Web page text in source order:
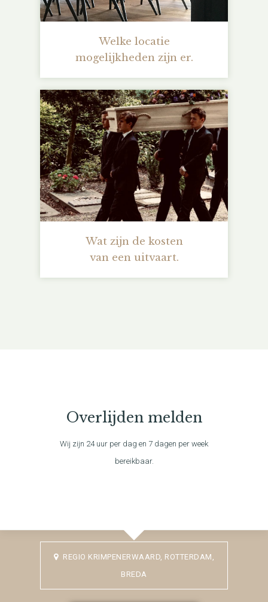
Welke locatie
mogelijkheden zijn er.
Wat zijn de kosten
van een uitvaart.
Overlijden melden
Wij zijn 24 uur per dag en 7 dagen per week
bereikbaar.
REGIO KRIMPENERWAARD, ROTTERDAM,
BREDA